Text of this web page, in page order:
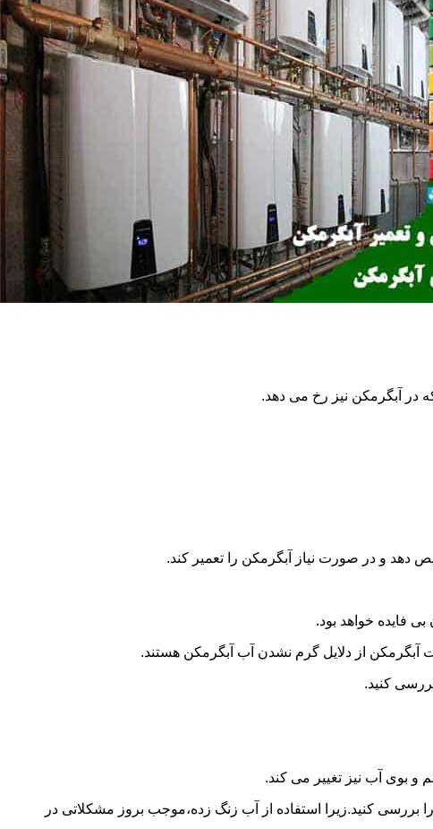
آبگرمکن نیز رخ می دهد.
دهد و در صورت نیاز آبگرمکن را تعمیر کند.
فایده خواهد بود.
از دلایل گرم نشدن آب آبگرمکن هستند.
کنید.
بوی آب نیز تغییر می کند.
کنید.زیرا استفاده از آب زنگ زده،موجب بروز مشکلاتی در